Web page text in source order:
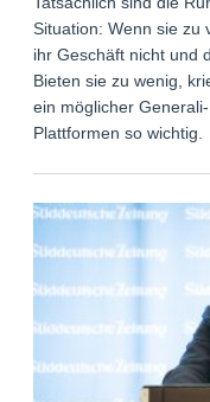
Situation: Wenn sie zu
ihr Geschäft nicht und
Bieten sie zu wenig,
ein möglicher
Plattformen so wichtig.